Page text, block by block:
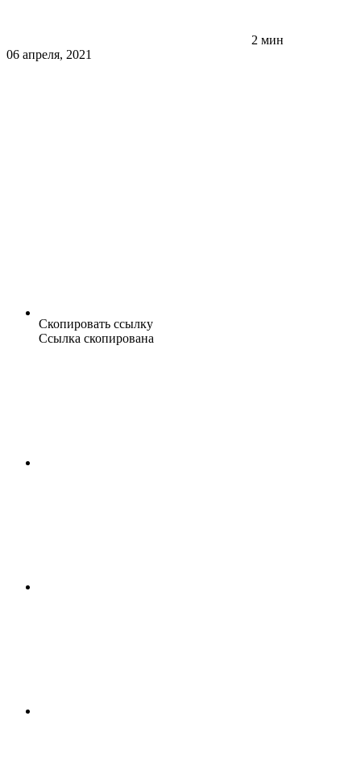
2 мин
06 апреля, 2021
Скопировать ссылку
Ссылка скопирована